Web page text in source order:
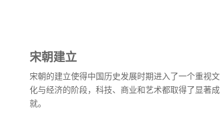
宋朝建立
宋朝的建立使得中国历史发展时期进入了一个重视文
化与经济的阶段，科技、商业和艺术都取得了显著成
就。